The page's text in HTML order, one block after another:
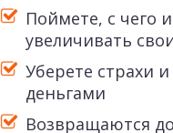
Поймете, с чего
увеличивать
Уберете страхи
деньгами
Возвращаются